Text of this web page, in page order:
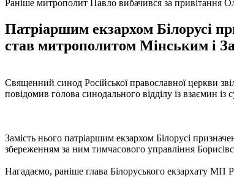
Раніше митрополит Павло вибачився за привітання
Патріаршим екзархом Білорусі
став митрополитом Мінським і
Священний синод Російської православної церкви
повідомив голова синодального відділу із взаємин
Замість нього патріаршим екзархом Білорусі
збереженням за ним тимчасового управління
Нагадаємо, раніше глава Білоруського екзархату